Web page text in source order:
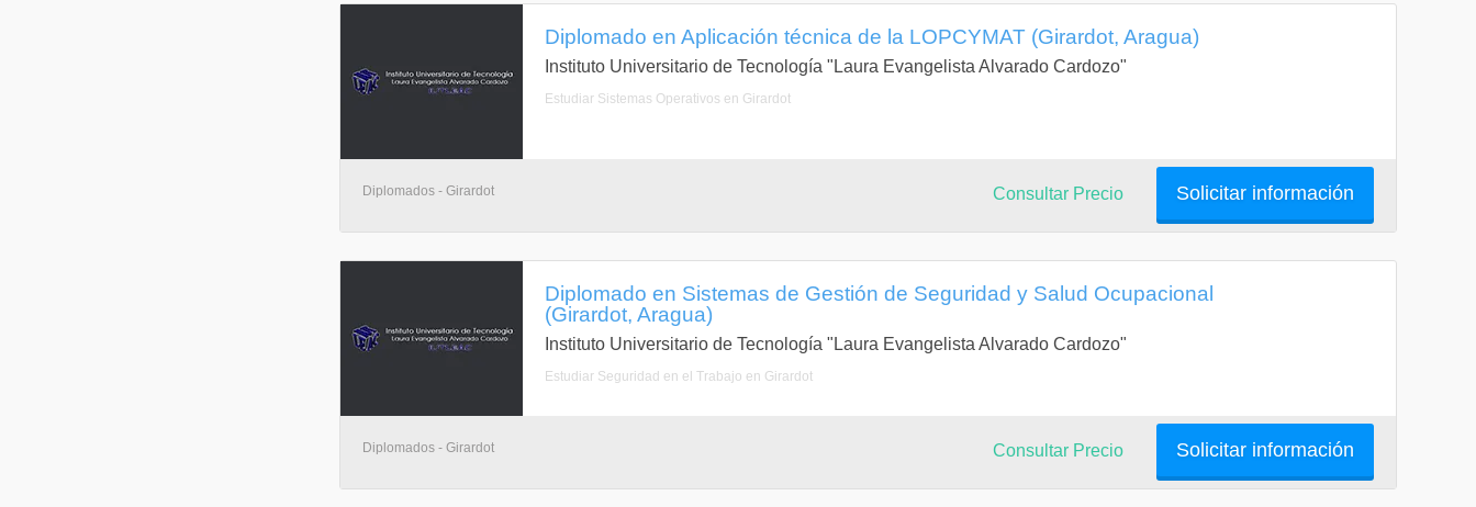
Diplomado en Aplicación técnica de la LOPCYMAT (Girardot, Aragua)
Instituto Universitario de Tecnología "Laura Evangelista Alvarado Cardozo"
Estudiar Sistemas Operativos en Girardot
Diplomados - Girardot Solicitar información
Consultar Precio
Diplomado en Sistemas de Gestión de Seguridad y Salud Ocupacional
(Girardot, Aragua)
Instituto Universitario de Tecnología "Laura Evangelista Alvarado Cardozo"
Estudiar Seguridad en el Trabajo en Girardot
Diplomados - Girardot Solicitar información
Consultar Precio